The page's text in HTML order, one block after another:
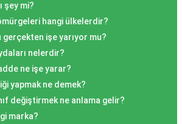
şey mi?
hangi ülkelerdir?
gerçekten işe yarıyor mu?
nelerdir?
ne işe yarar?
yapmak ne demek?
değiştirmek ne anlama gelir?
marka?